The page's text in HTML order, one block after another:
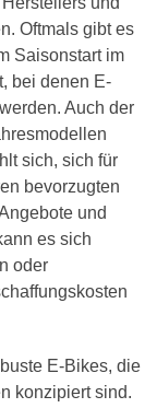
Oftmals gibt es
Saisonstart im
bei denen E-
Auch der
sich, sich für
bevorzugten
und
es sich
oder
E-Bikes, die
konzipiert sind.